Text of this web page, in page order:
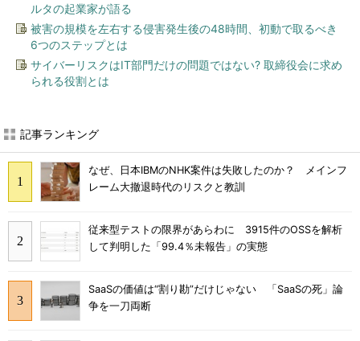
ルタの起業家が語る
被害の規模を左右する侵害発生後の48時間、初動で取るべき
6つのステップとは
サイバーリスクはIT部門だけの問題ではない? 取締役会に求め
られる役割とは
記事ランキング
なぜ、日本IBMのNHK案件は失敗したのか？ メインフ
レーム大撤退時代のリスクと教訓
従来型テストの限界があらわに 3915件のOSSを解析
して判明した「99.4％未報告」の実態
SaaSの価値は“割り勘”だけじゃない 「SaaSの死」論
争を一刀両断